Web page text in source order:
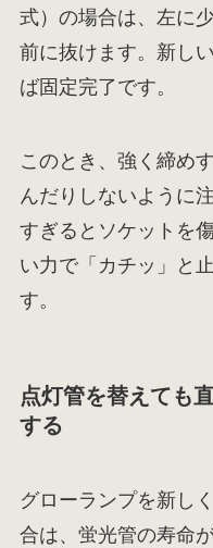
式）の場合は、左に
前に抜けます。新し
ば固定完了です。
このとき、強く締め
んだりしないように
すぎるとソケットを
い力で「カチッ」と
す。
点灯管を替えても
する
グローランプを新し
合は、蛍光管の寿命